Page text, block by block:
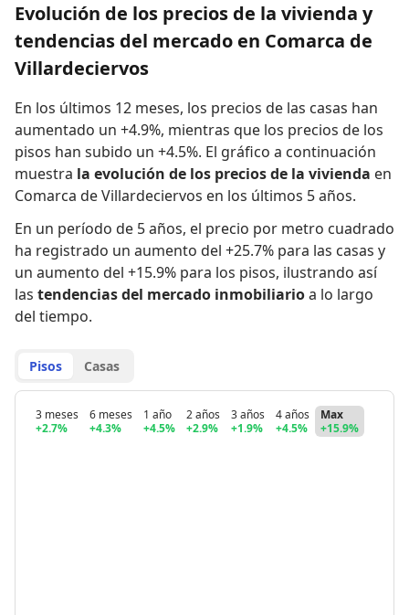
Evolución de los precios de la vivienda y
tendencias del mercado en Comarca de
Villardeciervos
En los últimos 12 meses, los precios de las casas han
aumentado un +4.9%, mientras que los precios de los
pisos han subido un +4.5%. El gráfico a continuación
muestra la evolución de los precios de la vivienda en
Comarca de Villardeciervos en los últimos 5 años.
En un período de 5 años, el precio por metro cuadrado
ha registrado un aumento del +25.7% para las casas y
un aumento del +15.9% para los pisos, ilustrando así
las tendencias del mercado inmobiliarioa lo largo
del tiempo.
Pisos Casas
3 meses
+2.7%
6 meses
+4.3%
1 año
+4.5%
2 años
+2.9%
3 años
+1.9%
4 años
+4.5%
Max
+15.9%